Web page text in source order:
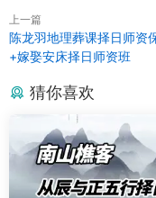
上一篇
陈龙羽地理葬课择日师资
+嫁娶安床择日师资班
猜你喜欢